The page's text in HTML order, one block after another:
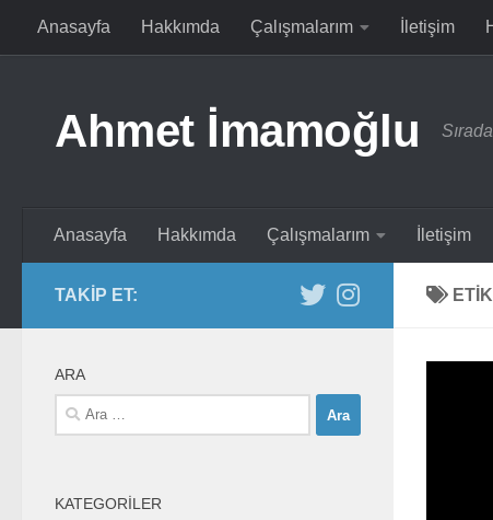
Skip to content
Anasayfa Hakkımda Çalışmalarım İletişim
Ahmet İmamoğlu
Anasayfa Hakkımda Çalışmalarım İletişim
TAKIP ET:
ARA
Arama:
KATEGORILER